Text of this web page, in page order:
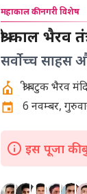
महाकाल की नगरी विशेष
श्री काल भैरव
सर्वोच्च साहस
6 नवम्बर,
इस पूजा की